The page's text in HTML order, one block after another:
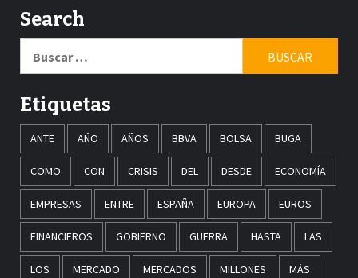
Search
Etiquetas
ANTE AÑO AÑOS BBVA BOLSA BUGA
COMO CON CRISIS DEL DESDE ECONOMÍA
EMPRESAS ENTRE ESPAÑA EUROPA EUROS
FINANCIEROS GOBIERNO GUERRA HASTA LAS
LOS MERCADO MERCADOS MILLONES MÁS